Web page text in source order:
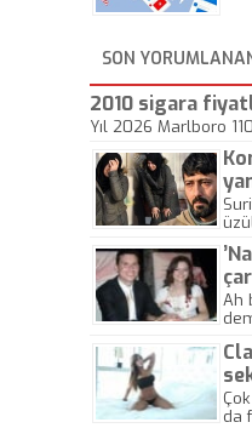
SON
2010 sigara
Yıl 2026 Marlboro
Ah
da